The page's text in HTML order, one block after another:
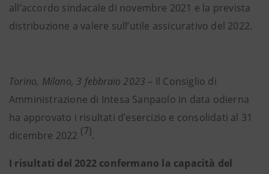
all’accordo sindacale di novembre 2021 e la prevista
distribuzione a valere sull’utile assicurativo del 2022.
Torino, Milano, 3 febbraio 2023 – Il Consiglio di
Amministrazione di Intesa Sanpaolo in data odierna
ha approvato i risultati d’esercizio e consolidati al 31
dicembre 2022 (7).
I risultati del 2022 confermano la capacità del